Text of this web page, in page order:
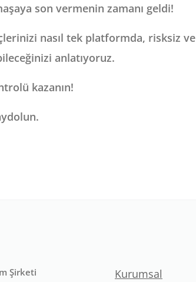
son vermenin zamanı geldi!
nasıl tek platformda, risksiz ve
anlatıyoruz.
kazanın!
Şirketi
Kurumsal